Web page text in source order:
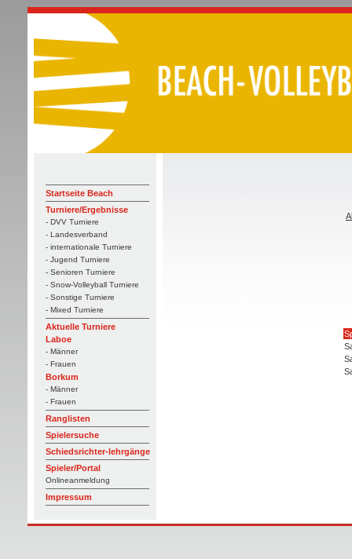
Startseite Beach
Turniere/Ergebnisse
- DVV Turniere
- Landesverband
- internationale Turniere
- Jugend Turniere
- Senioren Turniere
- Snow-Volleyball Turniere
- Sonstige Turniere
- Mixed Turniere
Aktuelle Turniere
Laboe
- Männer
- Frauen
Borkum
- Männer
- Frauen
Ranglisten
Spielersuche
Schiedsrichter-lehrgänge
Spieler/Portal
Onlineanmeldung
Impressum